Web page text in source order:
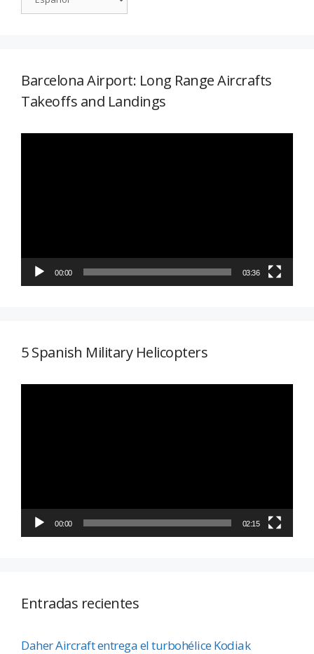
Barcelona Airport: Long Range Aircrafts
Takeoffs and Landings
00:00 03:36
5 Spanish Military Helicopters
00:00 02:15
Entradas recientes
Daher Aircraft entrega el turbohélice Kodiak